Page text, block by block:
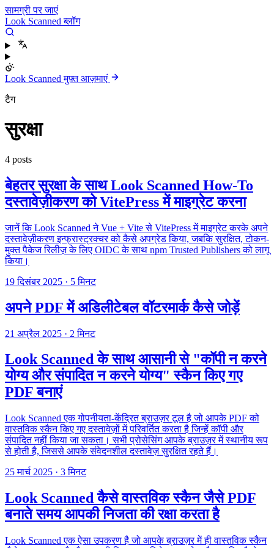
सामग्री पर जाएं
Look Scanned ब्लॉग
Look Scanned मुफ़्त आज़माएं
टैग
सुरक्षा
4 posts
बेहतर सुरक्षा के साथ Look Scanned How-To
दस्तावेज़ीकरण को VitePress में माइग्रेट करना
जानें कि Look Scanned ने Vue + Vite से VitePress में माइग्रेट करके अपने
दस्तावेज़ीकरण इन्फ्रास्ट्रक्चर को कैसे अपग्रेड किया, जबकि सुरक्षित, टोकन-
मुक्त पैकेज रिलीज़ के लिए OIDC के साथ npm Trusted Publishers को लागू
किया।
19 दिसंबर 2025 · 5 मिनट
अपने PDF में अडिलीटेबल वॉटरमार्क कैसे जोड़ें
21 अप्रैल 2025 · 2 मिनट
Look Scanned के साथ आसानी से "कॉपी न करने
योग्य और संपादित न करने योग्य" स्कैन किए गए
PDF बनाएं
Look Scanned एक गोपनीयता-केंद्रित ब्राउज़र टूल है जो आपके PDF को
वास्तविक स्कैन किए गए दस्तावेज़ों में परिवर्तित करता है जिन्हें कॉपी और
संपादित नहीं किया जा सकता। सभी प्रोसेसिंग आपके ब्राउज़र में स्थानीय रूप
से होती है, जिससे आपके संवेदनशील दस्तावेज़ सुरक्षित रहते हैं।
25 मार्च 2025 · 3 मिनट
Look Scanned कैसे वास्तविक स्कैन जैसे PDF
बनाते समय आपकी निजता की रक्षा करता है
Look Scanned एक ऐसा उपकरण है जो आपके ब्राउज़र में ही वास्तविक स्कैन